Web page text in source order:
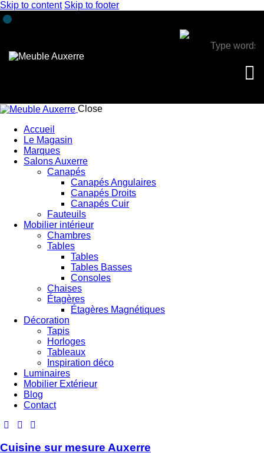
Skip to content Skip to footer
Close
Accueil
Le Magasin
Marques
Salons Auxerre
Canapés
Canapés Angulaires
Canapés Droits
Canapés Cuir
Fauteuils
Mobilier intérieur
Chambres
Tables
Tables
Tables Basses
Consoles
Chaises
Étagères
Étagères Magnétiques
Décoration
Tapis
Horloges
Tableaux
Inspiration déco
Luminaires
Mobilier Extérieur
Blog
Contact
Cuisine sur mesure Auxerre